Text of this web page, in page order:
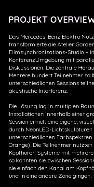
PROJEKT
Das Mercedes-Benz Elektro
transformierte die Atelier
Filmsynchronisations-Studio –
KonferenzUmgebung mit
Diskussionen. Die zentrale
Mehrere hundert Teilnehmer
unterschiedlichen Sessions
akustische Interferenz.
Die Lösung lag in multiplen
Installationen innerhalb einer
Session erhielt eine eigene,
durch NeonLED-Lichtskulpturen
unterschiedlichen Farbspektren
Orange). Die Teilnehmer
Kopfhörer-Systeme mit
so konnten sie zwischen
sie einfach den Kanal am
und in eine andere Zone gingen.